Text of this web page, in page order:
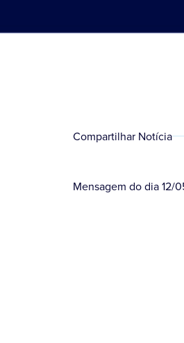
Compartilhar Notícia
Mensagem do dia 12/